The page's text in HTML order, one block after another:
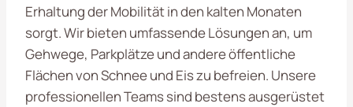
Erhaltung der Mobilität in den kalten Monaten
sorgt. Wir bieten umfassende Lösungen an, um
Gehwege, Parkplätze und andere öffentliche
Flächen von Schnee und Eis zu befreien. Unsere
professionellen Teams sind bestens ausgerüstet